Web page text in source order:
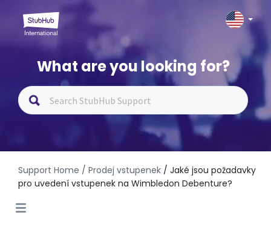
What are you looking for?
Support Home / Prodej vstupenek / Jaké jsou požadavky
pro uvedení vstupenek na Wimbledon Debenture?